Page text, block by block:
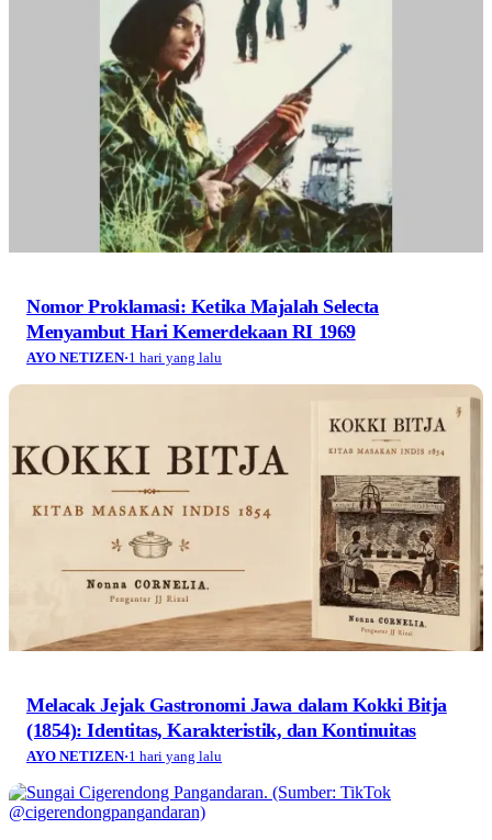
Nomor Proklamasi: Ketika Majalah Selecta
Menyambut Hari Kemerdekaan RI 1969
AYO NETIZEN·1 hari yang lalu
Melacak Jejak Gastronomi Jawa dalam Kokki Bitja
(1854): Identitas, Karakteristik, dan Kontinuitas
AYO NETIZEN·1 hari yang lalu